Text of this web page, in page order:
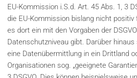
EU-Kommission i.S.d. Art. 45 Abs. 1, 3
die EU-Kommission bislang nicht
es dort ein mit den Vorgaben der
Datenschutzniveau gibt. Darüber hinaus
eine Datenübermittlung in ein Drittland
Organisationen sog. „geeignete